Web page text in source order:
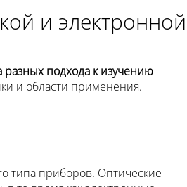
и электронной
разных подхода к изучению
и области применения.
типа приборов. Оптические